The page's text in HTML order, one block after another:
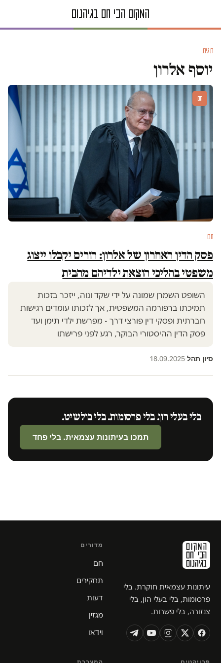
תגית
יוסף אלרון
חם
חם
פסק הדין האחרון של אלרון: הורים יקבלו ייצוג
משפטי בהליכי הוצאת ילדיהם מהבית
השופט השמרן שמונה על ידי שקד ונוה, ייזכר בזכות
תמיכתו ברפורמה המשפטית, אך לזכותו עומדים רגישות
חברתית ופסקי דין פורצי דרך - מפרשת ילדי תימן ועד
פסק הדין ההיסטורי הבוקר, רגע לפני פרישתו
סיון תהל·
18.09.2025
בלי בעלי הון. בלי פרסומות. בלי בולשיט.
תמכו בעיתונות עצמאית. בלי פחד
עיתונות עצמאית חוקרת. בלי
פרסומות, בלי בעלי הון, בלי
צנזורה, בלי פשרות.
מדורים
חם
תחקירים
דעות
מגזין
וידאו